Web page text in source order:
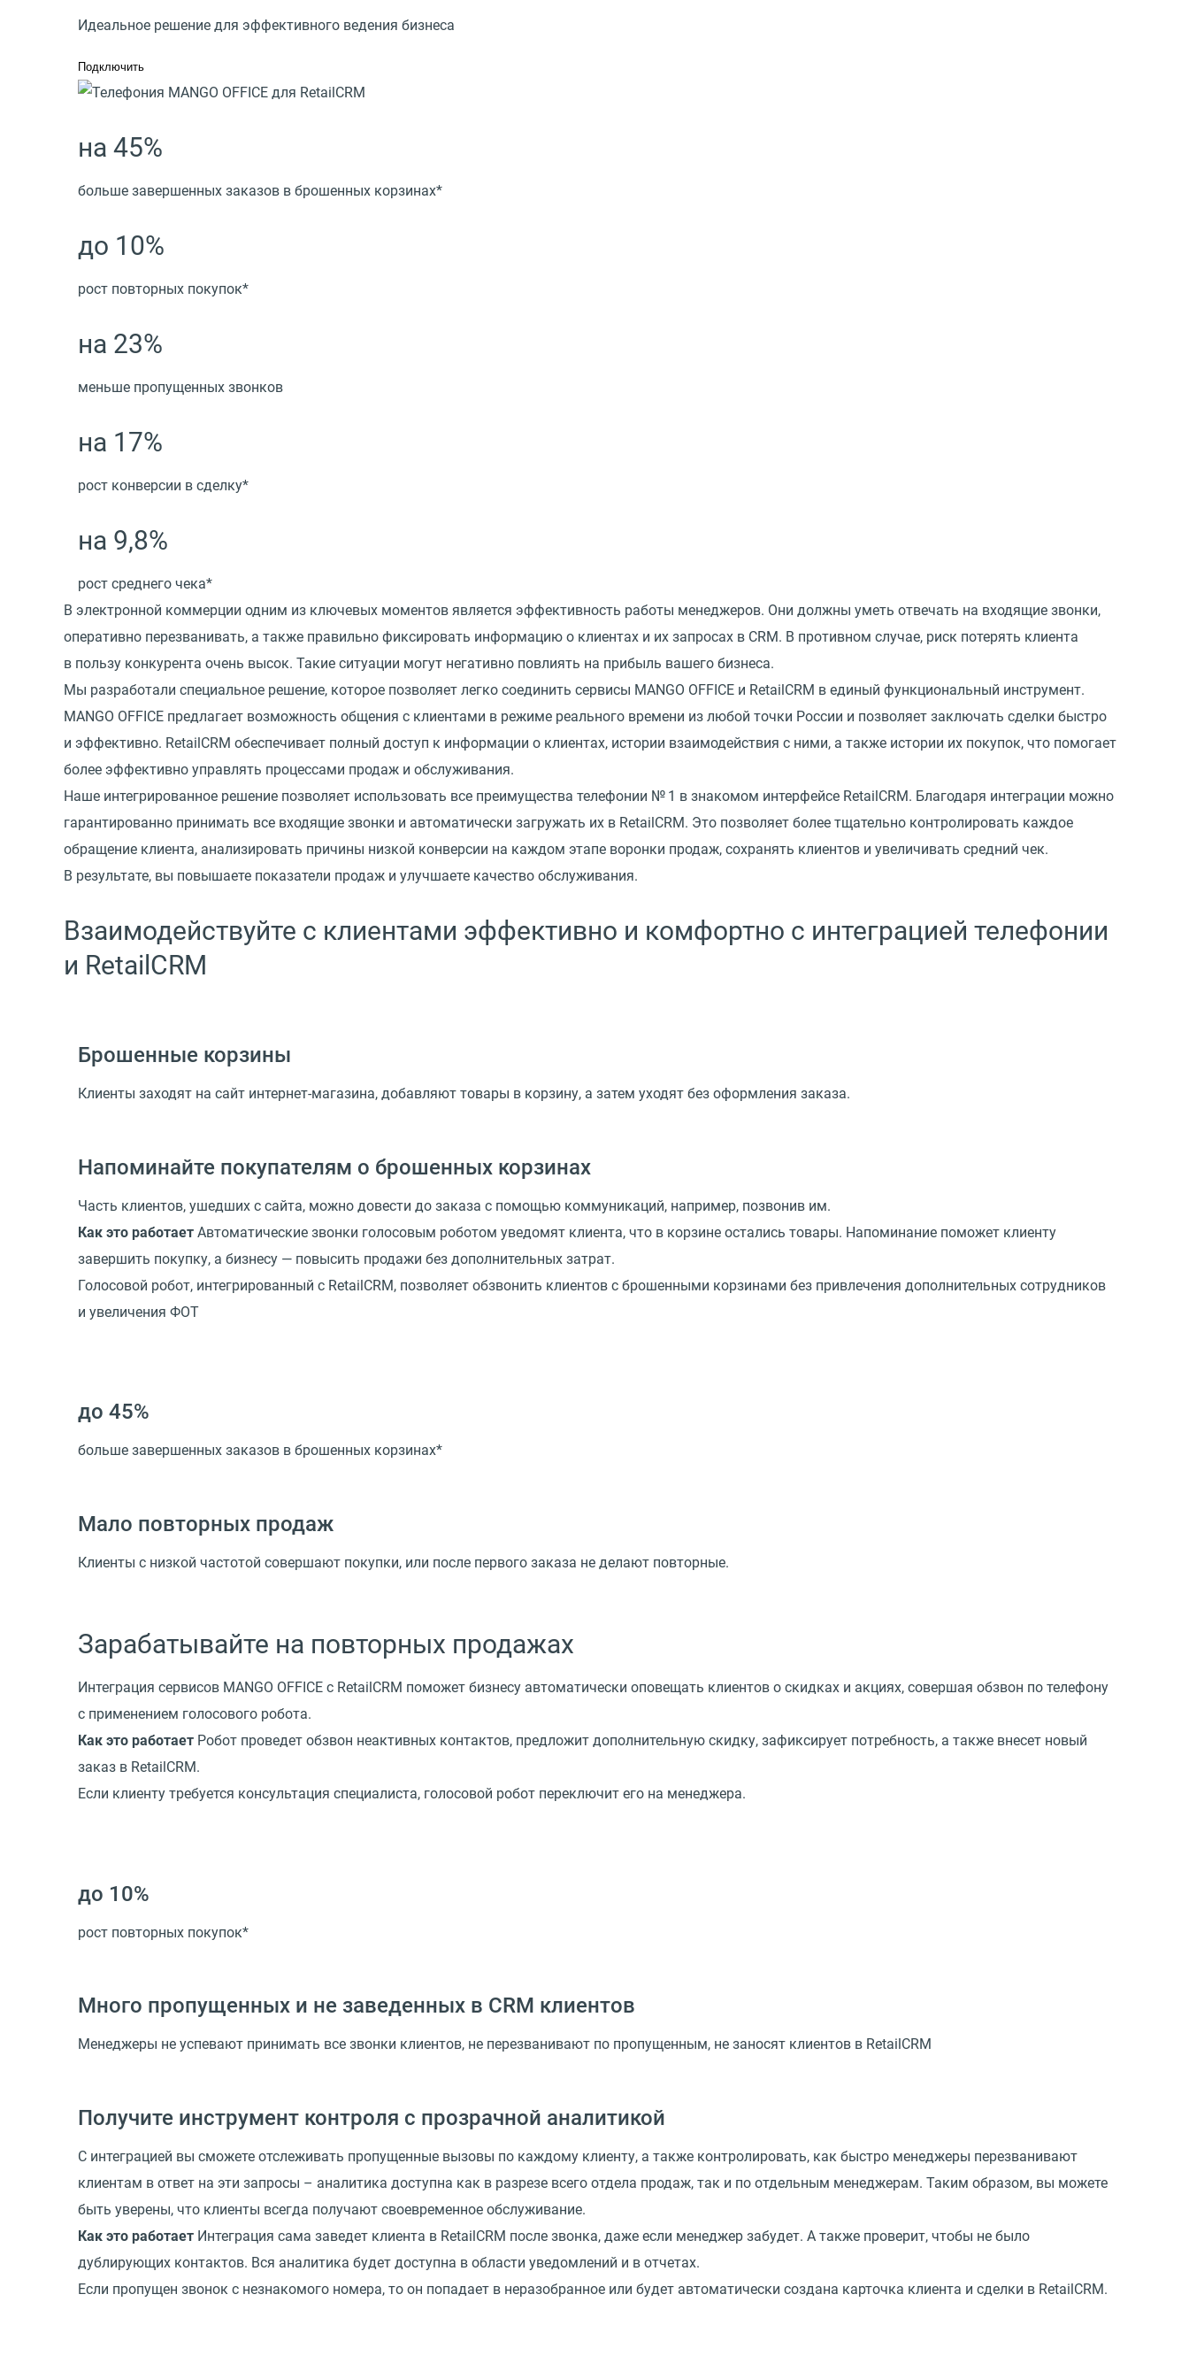
Идеальное решение для эффективного ведения бизнеса
Подключить
на 45%
больше завершенных заказов в брошенных корзинах*
до 10%
рост повторных покупок*
на 23%
меньше пропущенных звонков
на 17%
рост конверсии в сделку*
на 9,8%
рост среднего чека*
В электронной коммерции одним из ключевых моментов является эффективность работы менеджеров. Они должны уметь отвечать на входящие звонки,
оперативно перезванивать, а также правильно фиксировать информацию о клиентах и их запросах в CRM. В противном случае, риск потерять клиента
в пользу конкурента очень высок. Такие ситуации могут негативно повлиять на прибыль вашего бизнеса.
Мы разработали специальное решение, которое позволяет легко соединить сервисы MANGO OFFICE и RetailCRM в единый функциональный инструмент.
MANGO OFFICE предлагает возможность общения с клиентами в режиме реального времени из любой точки России и позволяет заключать сделки быстро
и эффективно. RetailCRM обеспечивает полный доступ к информации о клиентах, истории взаимодействия с ними, а также истории их покупок, что помогает
более эффективно управлять процессами продаж и обслуживания.
Наше интегрированное решение позволяет использовать все преимущества телефонии № 1 в знакомом интерфейсе RetailCRM. Благодаря интеграции можно
гарантированно принимать все входящие звонки и автоматически загружать их в RetailCRM. Это позволяет более тщательно контролировать каждое
обращение клиента, анализировать причины низкой конверсии на каждом этапе воронки продаж, сохранять клиентов и увеличивать средний чек.
В результате, вы повышаете показатели продаж и улучшаете качество обслуживания.
Взаимодействуйте с клиентами эффективно и комфортно с интеграцией телефонии
и RetailCRM
Брошенные корзины
Клиенты заходят на сайт интернет-магазина, добавляют товары в корзину, а затем уходят без оформления заказа.
Напоминайте покупателям о брошенных корзинах
Часть клиентов, ушедших с сайта, можно довести до заказа с помощью коммуникаций, например, позвонив им.
Как это работает Автоматические звонки голосовым роботом уведомят клиента, что в корзине остались товары. Напоминание поможет клиенту
завершить покупку, а бизнесу — повысить продажи без дополнительных затрат.
Голосовой робот, интегрированный с RetailCRM, позволяет обзвонить клиентов с брошенными корзинами без привлечения дополнительных сотрудников
и увеличения ФОТ
до 45%
больше завершенных заказов в брошенных корзинах*
Мало повторных продаж
Клиенты с низкой частотой совершают покупки, или после первого заказа не делают повторные.
Зарабатывайте на повторных продажах
Интеграция сервисов MANGO OFFICE с RetailCRM поможет бизнесу автоматически оповещать клиентов о скидках и акциях, совершая обзвон по телефону
с применением голосового робота.
Как это работает Робот проведет обзвон неактивных контактов, предложит дополнительную скидку, зафиксирует потребность, а также внесет новый
заказ в RetailCRM.
Если клиенту требуется консультация специалиста, голосовой робот переключит его на менеджера.
до 10%
рост повторных покупок*
Много пропущенных и не заведенных в CRM клиентов
Менеджеры не успевают принимать все звонки клиентов, не перезванивают по пропущенным, не заносят клиентов в RetailCRM
Получите инструмент контроля с прозрачной аналитикой
С интеграцией вы сможете отслеживать пропущенные вызовы по каждому клиенту, а также контролировать, как быстро менеджеры перезванивают
клиентам в ответ на эти запросы – аналитика доступна как в разрезе всего отдела продаж, так и по отдельным менеджерам. Таким образом, вы можете
быть уверены, что клиенты всегда получают своевременное обслуживание.
Как это работает Интеграция сама заведет клиента в RetailCRM после звонка, даже если менеджер забудет. А также проверит, чтобы не было
дублирующих контактов. Вся аналитика будет доступна в области уведомлений и в отчетах.
Если пропущен звонок с незнакомого номера, то он попадает в неразобранное или будет автоматически создана карточка клиента и сделки в RetailCRM.